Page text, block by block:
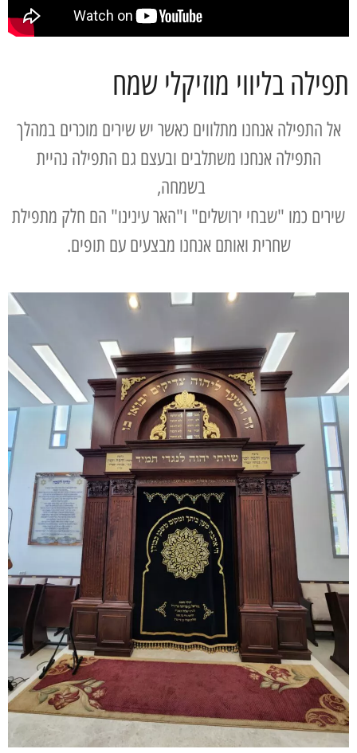
תפילה בליווי מוזיקלי שמח
אל התפילה אנחנו מתלווים כאשר יש שירים מוכרים במהלך
התפילה אנחנו משתלבים ובעצם גם התפילה נהיית
בשמחה,
שירים כמו "שבחי ירושלים" ו"האר עינינו" הם חלק מתפילת
שחרית ואותם אנחנו מבצעים עם תופים.